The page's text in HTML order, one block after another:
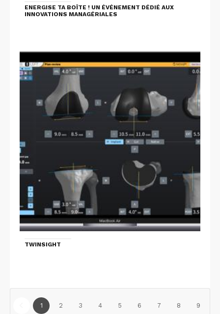
ENERGISE TA BOÎTE ! UN ÉVÉNEMENT DÉDIÉ AUX
INNOVATIONS MANAGÉRIALES
TWINSIGHT
1 2 3 4 5 6 7 8 9